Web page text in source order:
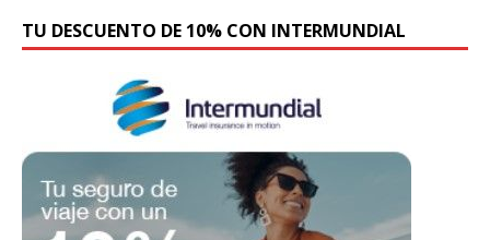
TU DESCUENTO DE 10% CON INTERMUNDIAL